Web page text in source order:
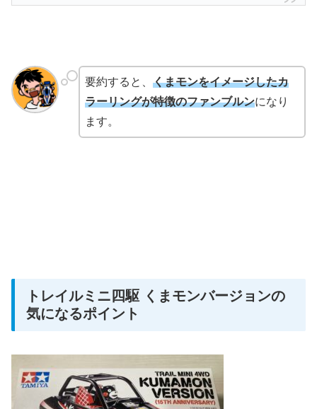
要約すると、 くまモンをイメージしたカ
ラーリングが特徴のファンブルンになり
ます。
トレイルミニ四駆 くまモンバージョンの
気になるポイント